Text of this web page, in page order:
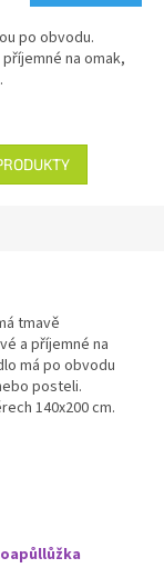
po obvodu.
na omak,
tmavě
a příjemné na
má po obvodu
posteli.
140x200 cm.